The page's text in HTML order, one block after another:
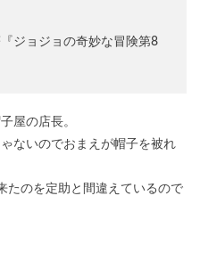
ジョジョの奇妙な冒険第8
屋の店長。
ないのでおまえが帽子を被れ
たのを定助と間違えているので